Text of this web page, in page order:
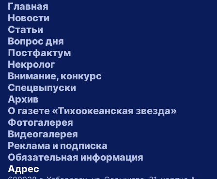
Главная
Новости
Статьи
Вопрос дня
Постфактум
Некролог
Внимание, конкурс
Спецвыпуски
Архив
О газете «Тихоокеанская звезда»
Фотогалерея
Видеогалерея
Реклама и подписка
Обязательная информация
Адрес